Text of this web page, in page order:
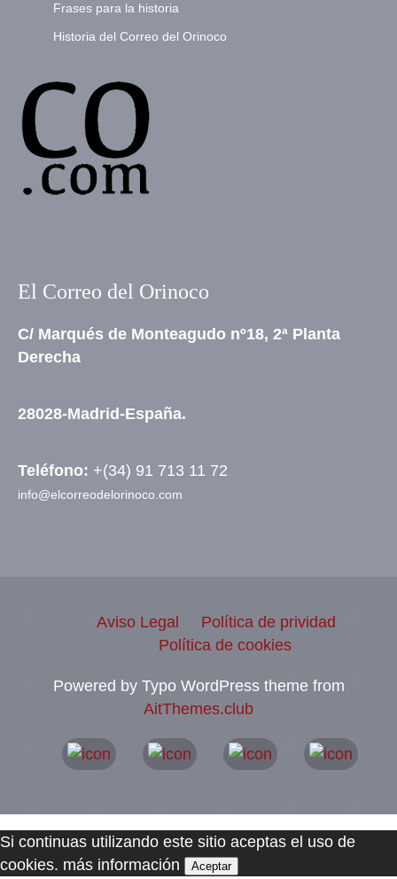
Frases para la historia
Historia del Correo del Orinoco
El Correo del Orinoco
C/ Marqués de Monteagudo nº18, 2ª Planta
Derecha
28028-Madrid-España.
Teléfono: +(34) 91 713 11 72
info@elcorreodelorinoco.com
Aviso Legal
Política de prividad
Política de cookies
Powered by Typo WordPress theme from
AitThemes.club
Si continuas utilizando este sitio aceptas el uso de
cookies. más información Aceptar